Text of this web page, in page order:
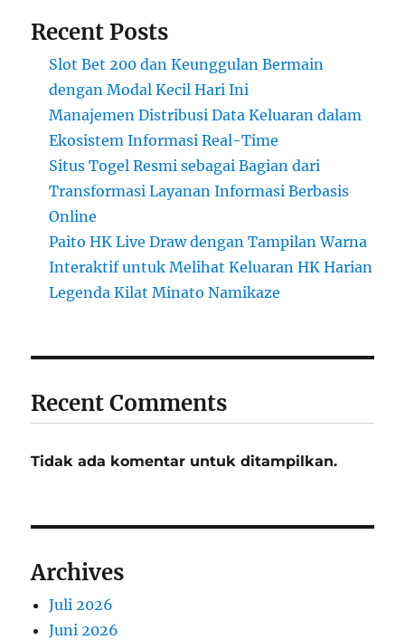
Recent Posts
Slot Bet 200 dan Keunggulan Bermain
dengan Modal Kecil Hari Ini
Manajemen Distribusi Data Keluaran dalam
Ekosistem Informasi Real-Time
Situs Togel Resmi sebagai Bagian dari
Transformasi Layanan Informasi Berbasis
Online
Paito HK Live Draw dengan Tampilan Warna
Interaktif untuk Melihat Keluaran HK Harian
Legenda Kilat Minato Namikaze
Recent Comments
Tidak ada komentar untuk ditampilkan.
Archives
Juli 2026
Juni 2026